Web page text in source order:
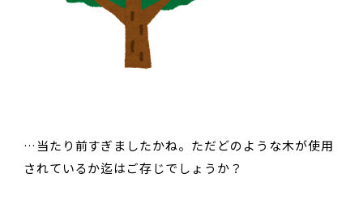
…当たり前すぎましたかね。ただどのような木が使用
されているか迄はご存じでしょうか？